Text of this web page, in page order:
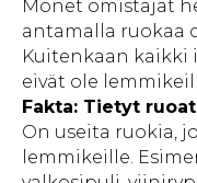
Monet omistajat
antamalla ruokaa
Kuitenkaan kaikki
eivät ole
Fakta: Tietyt
On useita ruokia,
lemmikeille.